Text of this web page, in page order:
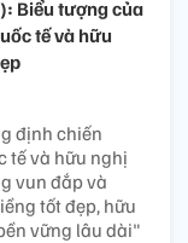
Biểu tượng của
tế và hữu
định chiến
tế và hữu nghị
vun đắp và
tốt đẹp, hữu
vững lâu dài"